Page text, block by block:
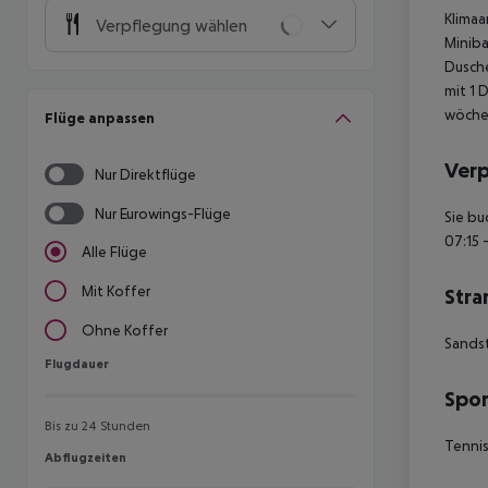
Verpflegung wählen
Flüge anpassen
Nur Direktflüge
Nur Eurowings-Flüge
Alle Flüge
Mit Koffer
Ohne Koffer
Flugdauer
Flugdauer
Bis zu 24 Stunden
Abflugzeiten
Abflugzeiten
mit 1
Sie
07:15